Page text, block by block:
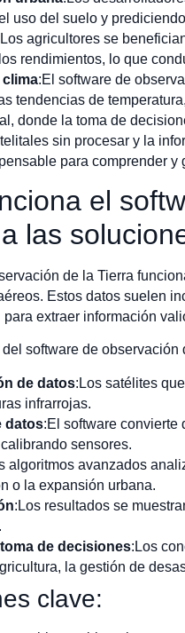
uso del suelo y
Los agricultores se
rendimientos, lo que
clima:El software de
tendencias de
donde la toma de
sin procesar y la
para comprender
el
las
de la Tierra
Estos datos suelen
para extraer información
software de
de datos:Los satélites
infrarrojas.
datos:El software convierte
sensores.
algoritmos avanzados
o la expansión urbana.
:Los resultados se
de decisiones:Los
la gestión de
clave: